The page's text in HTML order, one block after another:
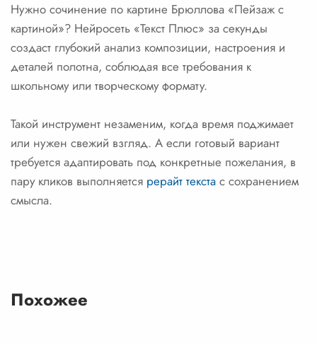
Нужно сочинение по картине Брюллова «Пейзаж с
картиной»? Нейросеть «Текст Плюс» за секунды
создаст глубокий анализ композиции, настроения и
деталей полотна, соблюдая все требования к
школьному или творческому формату.
Такой инструмент незаменим, когда время поджимает
или нужен свежий взгляд. А если готовый вариант
требуется адаптировать под конкретные пожелания, в
пару кликов выполняется рерайт текста с сохранением
смысла.
Похожее